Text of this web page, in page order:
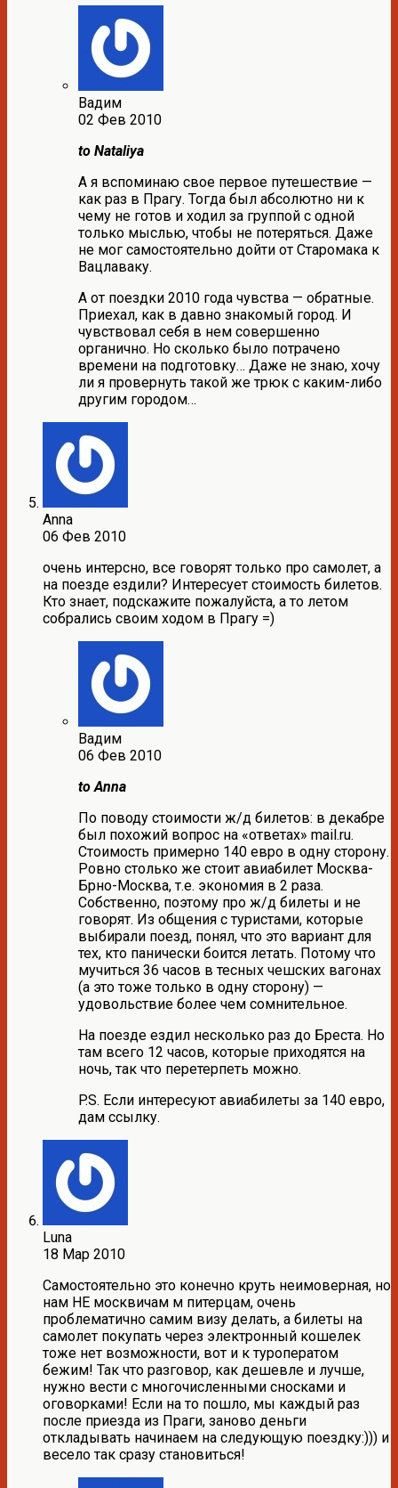
Вадим
02 Фев 2010
to Nataliya
А я вспоминаю свое первое путешествие —
как раз в Прагу. Тогда был абсолютно ни к
чему не готов и ходил за группой с одной
только мыслью, чтобы не потеряться. Даже
не мог самостоятельно дойти от Старомака к
Вацлаваку.
А от поездки 2010 года чувства — обратные.
Приехал, как в давно знакомый город. И
чувствовал себя в нем совершенно
органично. Но сколько было потрачено
времени на подготовку… Даже не знаю, хочу
ли я провернуть такой же трюк с каким-либо
другим городом…
Anna
06 Фев 2010
очень интерсно, все говорят только про самолет, а
на поезде ездили? Интересует стоимость билетов.
Кто знает, подскажите пожалуйста, а то летом
собрались своим ходом в Прагу =)
Вадим
06 Фев 2010
to Anna
По поводу стоимости ж/д билетов: в декабре
был похожий вопрос на «ответах» mail.ru.
Стоимость примерно 140 евро в одну сторону.
Ровно столько же стоит авиабилет Москва-
Брно-Москва, т.е. экономия в 2 раза.
Собственно, поэтому про ж/д билеты и не
говорят. Из общения с туристами, которые
выбирали поезд, понял, что это вариант для
тех, кто панически боится летать. Потому что
мучиться 36 часов в тесных чешских вагонах
(а это тоже только в одну сторону) —
удовольствие более чем сомнительное.
На поезде ездил несколько раз до Бреста. Но
там всего 12 часов, которые приходятся на
ночь, так что перетерпеть можно.
P.S. Если интересуют авиабилеты за 140 евро,
дам ссылку.
Luna
18 Мар 2010
Самостоятельно это конечно круть неимоверная, но
нам НЕ москвичам м питерцам, очень
проблематично самим визу делать, а билеты на
самолет покупать через электронный кошелек
тоже нет возможности, вот и к туроператом
бежим! Так что разговор, как дешевле и лучше,
нужно вести с многочисленными сносками и
оговорками! Если на то пошло, мы каждый раз
после приезда из Праги, заново деньги
откладывать начинаем на следующую поездку:))) и
весело так сразу становиться!